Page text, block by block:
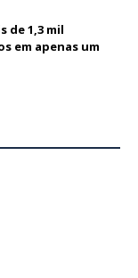
de 1,3 mil
em apenas um